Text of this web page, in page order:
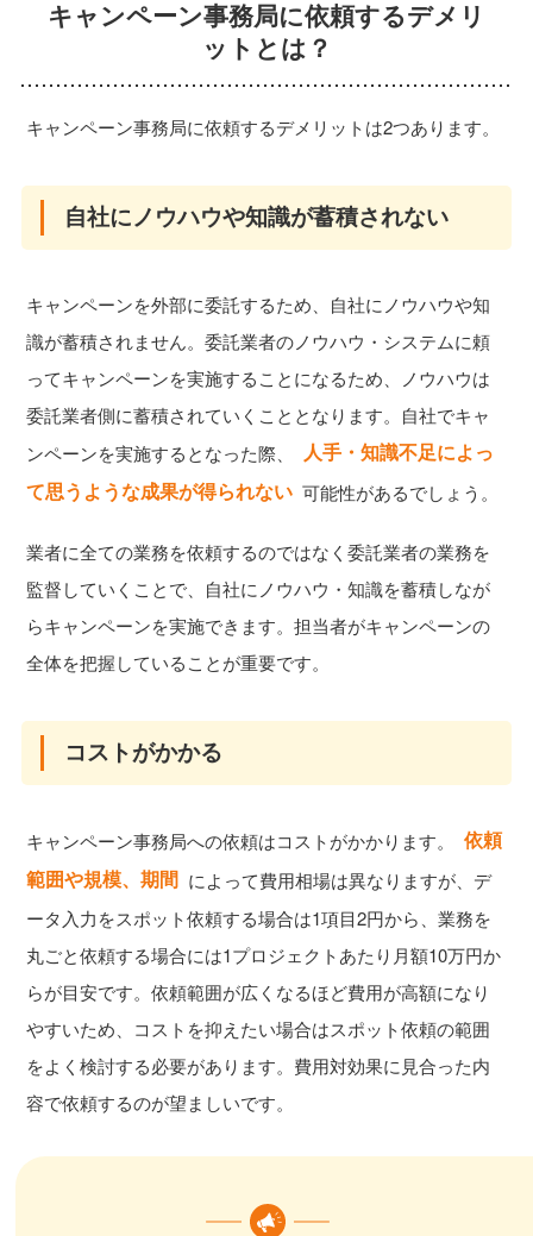
キャンペーン事務局に依頼するデメリ
ットとは？
キャンペーン事務局に依頼するデメリットは2つあります。
自社にノウハウや知識が蓄積されない
キャンペーンを外部に委託するため、自社にノウハウや知
識が蓄積されません。委託業者のノウハウ・システムに頼
ってキャンペーンを実施することになるため、ノウハウは
委託業者側に蓄積されていくこととなります。自社でキャ
ンペーンを実施するとなった際、
人手・知識不足によっ
て思うような成果が得られない 可能性があるでしょう。
業者に全ての業務を依頼するのではなく委託業者の業務を
監督していくことで、自社にノウハウ・知識を蓄積しなが
らキャンペーンを実施できます。担当者がキャンペーンの
全体を把握していることが重要です。
コストがかかる
キャンペーン事務局への依頼はコストがかかります。
依頼
範囲や規模、期間 によって費用相場は異なりますが、デ
ータ入力をスポット依頼する場合は1項目2円から、業務を
丸ごと依頼する場合には1プロジェクトあたり月額10万円か
らが目安です。依頼範囲が広くなるほど費用が高額になり
やすいため、コストを抑えたい場合はスポット依頼の範囲
をよく検討する必要があります。費用対効果に見合った内
容で依頼するのが望ましいです。